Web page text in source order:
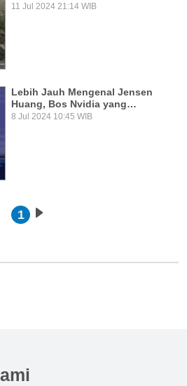
11 Jul 2024 21:14 WIB
Lebih Jauh Mengenal Jensen
Huang, Bos Nvidia yang…
8 Jul 2024 10:45 WIB
1 Next page